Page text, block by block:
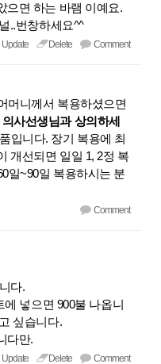
으면 하는 바램 이예요.
..번창하세요^^
Update Delete Comment
머니께서 복용하셨으면
사선생님과 상의하세
입니다. 장기 복용에 최
개선되면 일일 1, 2정 복
일~90일 복용하시는 분
Comment
다.
넣으면 900불 나옵니
싶습니다.
다만.
Update Delete Comment